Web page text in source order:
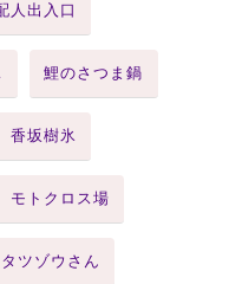
人出入口
鯉のさつま鍋
香坂樹氷
モトクロス場
タツゾウさん